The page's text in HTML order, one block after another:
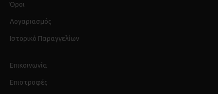
Όροι
Λογαριασμός
Ιστορικό Παραγγελίων
Επικοινωνία
Επιστροφές